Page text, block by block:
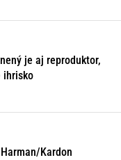
je aj reproduktor,
ihrisko
Kardon